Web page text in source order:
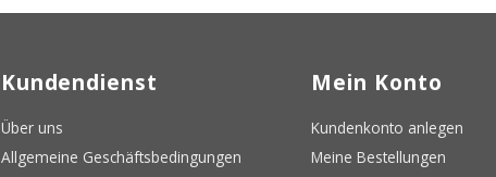
Kundendienst
Über uns
Allgemeine Geschäftsbedingungen
Mein Konto
Kundenkonto anlegen
Meine Bestellungen